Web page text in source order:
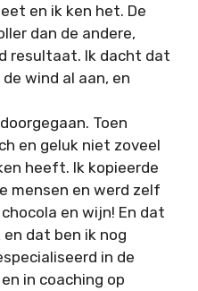
en ik ken het. De
dan de andere,
resultaat. Ik dacht dat
wind al aan, en
Toen
en geluk niet zoveel
heeft. Ik kopieerde
mensen en werd zelf
en wijn! En dat
dat ben ik nog
in de
in coaching op